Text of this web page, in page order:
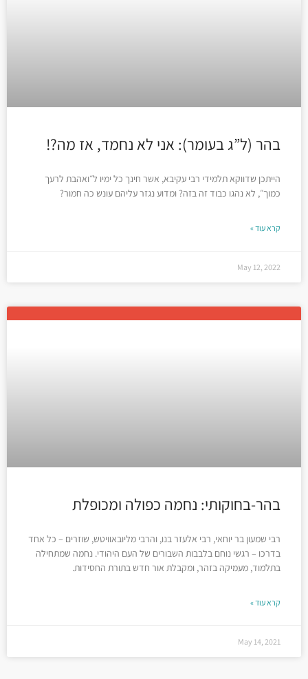
בהר (ל”ג בעומר): אני לא נחמד, אז מה?!
הייתכן שדווקא תלמידי רבי עקיבא, אשר חינך כל ימיו ל״ואהבת לרעך
כמוך״, לא נהגו כבוד זה בזה? ומדוע נגזר עליהם עונש כה חמור?
קרא עוד »
May 12, 2022
בהר-בחוקותי: נחמה כפולה ומכופלת
רבי שמעון בר יוחאי, רבי אלעזר בנו, והרבי מליובאוויטש, שוזרים – כל אחד
בדרכו – רגשי נוחם בלבבות השבורים של העם היהודי. נחמה שמתחילה
בתלמוד, מעמיקה בזהר, ומקבלת אור חדש בתורת החסידות.
קרא עוד »
May 14, 2021